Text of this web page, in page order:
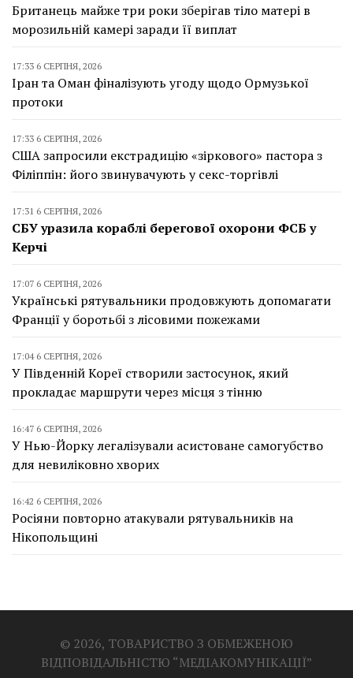
Британець майже три роки зберігав тіло матері в
морозильній камері заради її виплат
17:33 6 СЕРПНЯ, 2026
Іран та Оман фіналізують угоду щодо Ормузької
протоки
17:33 6 СЕРПНЯ, 2026
США запросили екстрадицію «зіркового» пастора з
Філіппін: його звинувачують у секс-торгівлі
17:31 6 СЕРПНЯ, 2026
СБУ уразила кораблі берегової охорони ФСБ у
Керчі
17:07 6 СЕРПНЯ, 2026
Українські рятувальники продовжують допомагати
Франції у боротьбі з лісовими пожежами
17:04 6 СЕРПНЯ, 2026
У Південній Кореї створили застосунок, який
прокладає маршрути через місця з тінню
16:47 6 СЕРПНЯ, 2026
У Нью-Йорку легалізували асистоване самогубство
для невиліковно хворих
16:42 6 СЕРПНЯ, 2026
Росіяни повторно атакували рятувальників на
Нікопольщині
© 2026, ТОВАРИСТВО З ОБМЕЖЕНОЮ
ВІДПОВІДАЛЬНІСТЮ “МЕДІАКОМУНІКАЦІЇ”